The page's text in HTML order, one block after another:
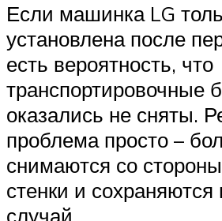
Если машинка LG
установлена после
есть вероятность, что
транспортировочные
оказались не сняты.
проблема просто –
снимаются со
стенки и сохраняются
случай.